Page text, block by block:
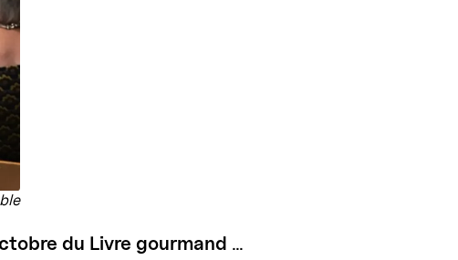
du Livre gourmand …